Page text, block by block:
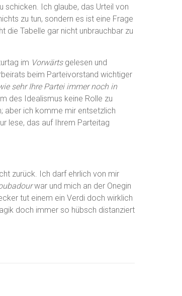
Ich glaube, das Urteil von
zu tun, sondern es ist eine Frage
die Tabelle gar nicht unbrauchbar zu
im Vorwärtsgelesen und
beim Parteivorstand wichtiger
sehr Ihre Partei immer noch in
des Idealismus keine Rolle zu
aber ich komme mir entsetzlich
lese, das auf Ihrem Parteitag
zurück. Ich darf ehrlich von mir
war und mich an der Onegin
tut einem ein Verdi doch wirklich
doch immer so hübsch distanziert